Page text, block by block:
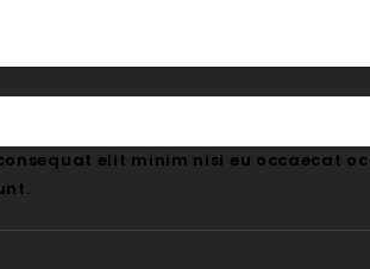
elit minim nisi eu occaecat